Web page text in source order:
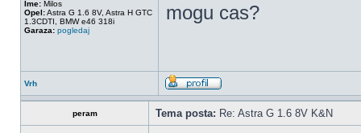
Ime: Milos
Opel:Astra G 1.6 8V, Astra H GTC
1.3CDTI, BMW e46 318i
Garaza: pogledaj
mogu cas?
Vrh
peram Tema posta: Re: Astra G 1.6 8V K&N